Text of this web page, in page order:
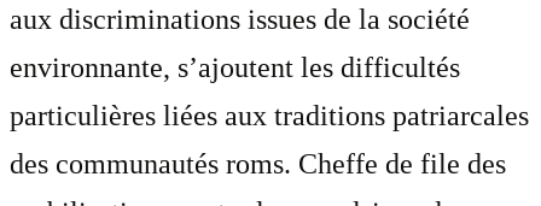
aux discriminations issues de la société
environnante, s’ajoutent les difficultés
particulières liées aux traditions patriarcales
des communautés roms. Cheffe de file des